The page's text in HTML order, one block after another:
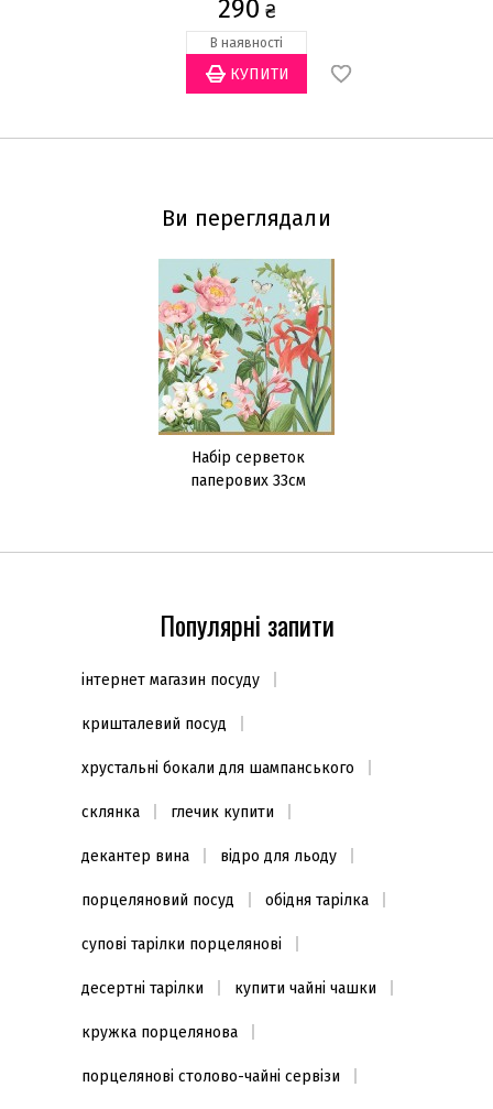
290 ₴
В наявності
Ви переглядали
Набір серветок
паперових 33см
Популярні запити
інтернет магазин посуду
кришталевий посуд
хрустальні бокали для шампанського
склянка глечик купити
декантер вина відро для льоду
порцеляновий посуд обідня тарілка
супові тарілки порцелянові
десертні тарілки купити чайні чашки
кружка порцелянова
порцелянові столово-чайні сервізи